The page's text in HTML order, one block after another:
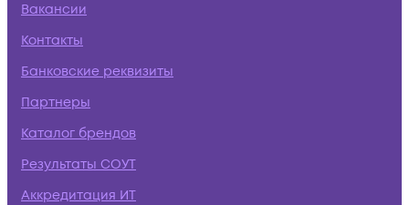
Вакансии
Контакты
Банковские реквизиты
Партнеры
Каталог брендов
Результаты СОУТ
Аккредитация ИТ